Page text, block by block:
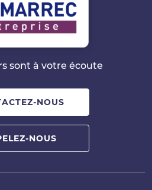
sont à votre écoute
NOUS
NOUS